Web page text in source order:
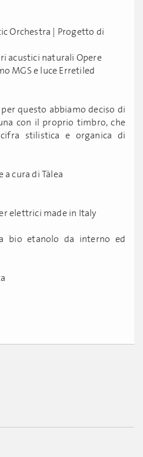
Orchestra | Progetto di
acustici naturali Opere
MGS e luce Erretiled
questo abbiamo deciso di
con il proprio timbro, che
stilistica e organica di
cura di Tàlea
elettrici made in Italy
bio etanolo da interno ed